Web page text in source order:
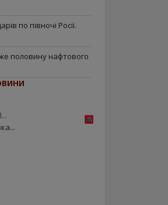
по півночі Росії.
половину нафтового